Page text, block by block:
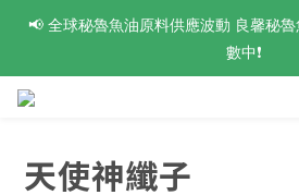
活力88節 爸氣來襲🔥 指定系列最高【
折$1188 新會員再享首
📢 全球秘魯魚油原料供應波動 良馨秘
數中❗
活力88節 爸氣來襲🔥 指定系列最高【買
天使神纖子